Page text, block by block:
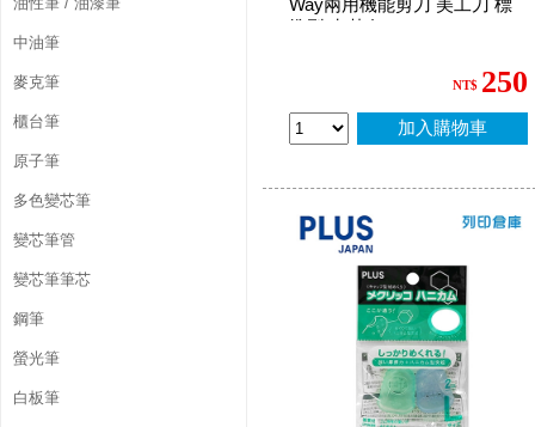
中油筆
麥克筆
櫃台筆
原子筆
多色變芯筆
變芯筆管
變芯筆筆芯
鋼筆
螢光筆
白板筆
Way兩用機能剪刀 美工刀 標
準型 卡其色
NT$ 250
加入購物車